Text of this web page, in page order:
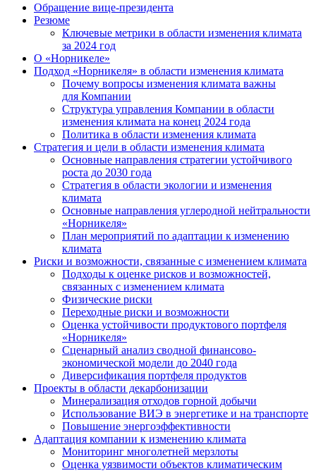
Обращение вице-президента
Резюме
Ключевые метрики в области изменения климата
за 2024 год
О «Норникеле»
Подход «Норникеля» в области изменения климата
Почему вопросы изменения климата важны
для Компании
Структура управления Компании в области
изменения климата на конец 2024 года
Политика в области изменения климата
Стратегия и цели в области изменения климата
Основные направления стратегии устойчивого
роста до 2030 года
Стратегия в области экологии и изменения
климата
Основные направления углеродной нейтральности
«Норникеля»
План мероприятий по адаптации к изменению
климата
Риски и возможности, связанные с изменением климата
Подходы к оценке рисков и возможностей,
связанных с изменением климата
Физические риски
Переходные риски и возможности
Оценка устойчивости продуктового портфеля
«Норникеля»
Сценарный анализ сводной финансово-
экономической модели до 2040 года
Диверсификация портфеля продуктов
Проекты в области декарбонизации
Минерализация отходов горной добычи
Использование ВИЭ в энергетике и на транспорте
Повышение энергоэффективности
Адаптация компании к изменению климата
Мониторинг многолетней мерзлоты
Оценка уязвимости объектов климатическим